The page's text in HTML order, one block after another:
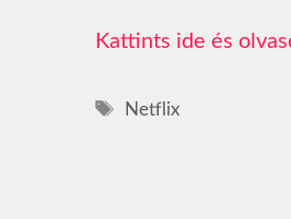
Címkék
Netflix